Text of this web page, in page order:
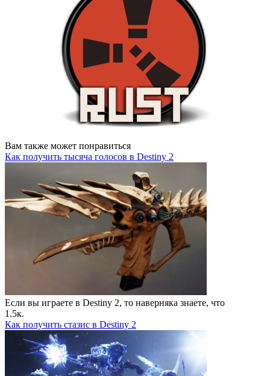
Вам также может понравиться
Как получить тысяча голосов в Destiny 2
Если вы играете в Destiny 2, то наверняка знаете, что
1.5к.
Как получить стазис в Destiny 2